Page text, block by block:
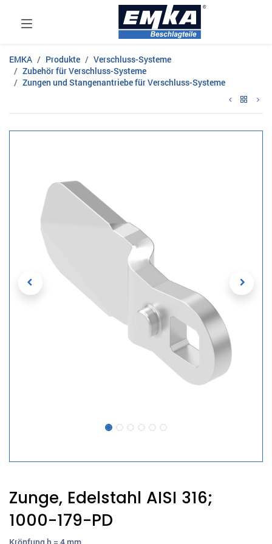
EMKA Produkte
Verschluss-Systeme
Zubehör für Verschluss-Systeme
Zungen und Stangenantriebe für Verschluss-Systeme
Zunge, Edelstahl AISI 316;
1000-179-PD